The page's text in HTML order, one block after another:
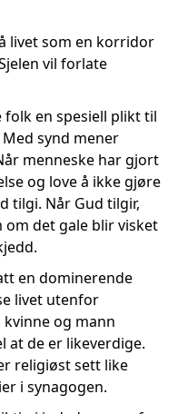
livet som en korridor
vil forlate
folk en spesiell plikt til
synd mener
menneske har gjort
og love å ikke gjøre
tilgi. Når Gud tilgir,
det gale blir visket
en dominerende
livet utenfor
og mann
at de er likeverdige.
religiøst sett like
i synagogen.